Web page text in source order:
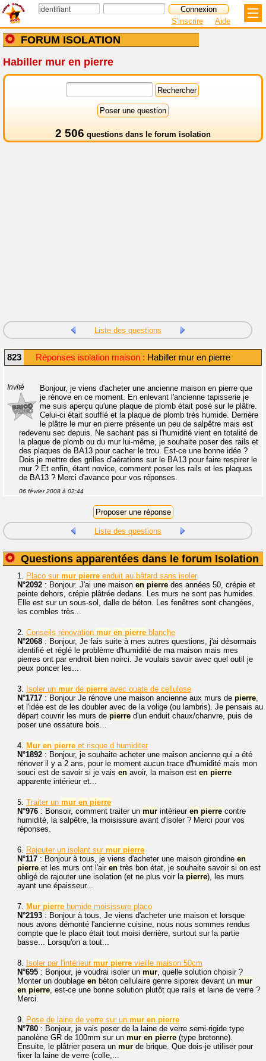
FORUM ISOLATION
S'inscrire Aide
Habiller mur en pierre
2 506 questions dans le forum isolation
Liste des questions
823 Réponses isolation maison : Habiller mur en pierre
Invité
Bonjour, je viens d'acheter une ancienne maison en pierre que
je rénove en ce moment. En enlevant l'ancienne tapisserie je
me suis aperçu qu'une plaque de plomb était posé sur le plâtre.
Celui-ci était soufflé et la plaque de plomb très humide. Derrière
le plâtre le mur en pierre présente un peu de salpêtre mais est
redevenu sec depuis. Ne sachant pas si l'humidité vient en totalité de
la plaque de plomb ou du mur lui-même, je souhaite poser des rails et
des plaques de BA13 pour cacher le trou. Est-ce une bonne idée ?
Dois je mettre des grilles d'aérations sur le BA13 pour faire respirer le
mur ? Et enfin, étant novice, comment poser les rails et les plaques
de BA13 ? Merci d'avance pour vos réponses.
06 février 2008 à 02:44
Liste des questions
Questions apparentées dans le forum Isolation
1. Placo sur mur pierre enduit au bâtard sans isoler
N°2092 : Bonjour. J'ai une maison en pierre des années 50, crépie et
peinte dehors, crépie plâtrée dedans. Les murs ne sont pas humides.
Elle est sur un sous-sol, dalle de béton. Les fenêtres sont changées,
les combles très...
2. Conseils rénovation mur en pierre blanche
N°2068 : Bonjour, Je fais suite à mes autres questions, j'ai désormais
identifié et réglé le problème d'humidité de ma maison mais mes
pierres ont par endroit bien noirci. Je voulais savoir avec quel outil je
peux poncer les...
3. Isoler un mur de pierre avec ouate de cellulose
N°1717 : Bonjour Je rénove une maison ancienne aux murs de pierre,
et l'idée est de les doubler avec de la volige (ou lambris). Je pensais au
départ couvrir les murs de pierre d'un enduit chaux/chanvre, puis de
poser une ossature bois...
4. Mur en pierre et risque d humiditer
N°1892 : Bonjour, je souhaite acheter une maison ancienne qui a été
rénover il y a 2 ans, pour le moment aucun trace d'humidité mais mon
souci est de savoir si je vais en avoir, la maison est en pierre
apparente intérieur et...
5. Traiter un mur en pierre
N°976 : Bonsoir, comment traiter un mur intérieur en pierre contre
humidité, la salpêtre, la moisissure avant d'isoler ? Merci pour vos
réponses.
6. Rajouter un isolant sur mur pierre
N°117 : Bonjour à tous, je viens d'acheter une maison girondine en
pierre et les murs ont l'air en très bon état, je souhaite savoir si on est
obligé de rajouter une isolation (et ne plus voir la pierre), les murs
ayant une épaisseur...
7. Mur pierre humide moisissure placo
N°2193 : Bonjour à tous, Je viens d'acheter une maison et lorsque
nous avons démonté l'ancienne cuisine, nous nous sommes rendus
compte que le placo était tout moisi derrière, surtout sur la partie
basse... Lorsqu'on a tout...
8. Isoler par l'intérieur mur pierre vieille maison 50cm
N°695 : Bonjour, je voudrai isoler un mur, quelle solution choisir ?
Monter un doublage en béton cellulaire genre siporex devant un mur
en pierre, est-ce une bonne solution plutôt que rails et laine de verre ?
Merci.
9. Pose de laine de verre sur un mur en pierre
N°780 : Bonjour, je vais poser de la laine de verre semi-rigide type
panolène GR de 100mm sur un mur en pierre (type bretonne).
Ensuite, le plâtrier posera un mur de brique. Que dois-je utiliser pour
fixer la laine de verre (colle,...